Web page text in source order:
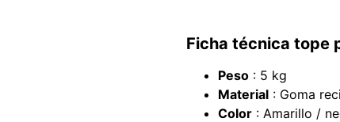
Ficha técnica tope
Peso: 5 kg
Material: Goma
Color: Amarillo /